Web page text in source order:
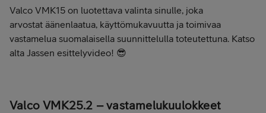
Valco VMK15 on luotettava valinta sinulle, joka
arvostat äänenlaatua, käyttömukavuutta ja toimivaa
vastamelua suomalaisella suunnittelulla toteutettuna. Katso
alta Jassen esittelyvideo! 😎
Valco VMK25.2 – vastamelukuulokkeet